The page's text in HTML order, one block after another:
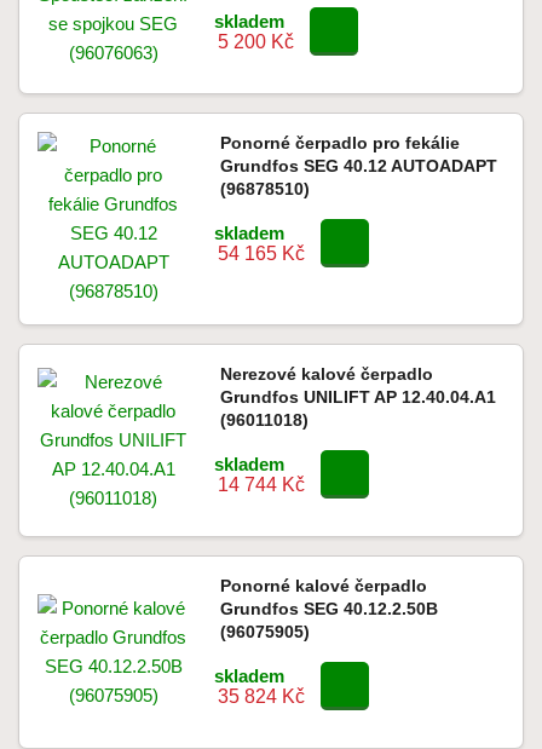
skladem
5 200 Kč
Ponorné čerpadlo pro fekálie
Grundfos SEG 40.12 AUTOADAPT
(96878510)
skladem
54 165 Kč
Nerezové kalové čerpadlo
Grundfos UNILIFT AP 12.40.04.A1
(96011018)
skladem
14 744 Kč
Ponorné kalové čerpadlo
Grundfos SEG 40.12.2.50B
(96075905)
skladem
35 824 Kč